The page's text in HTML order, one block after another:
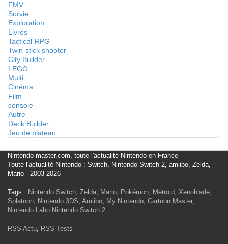
FMV
Survie
Exploration
Livres
Tactical-RPG
Twin-stick shooter
City Builder
LEGO
Multi
Cinéma
Film
console
Autre
Deck Builder
Jeu de plateau
Nintendo-master.com, toute l'actualité Nintendo en France
Toute l'actualité Nintendo : Switch, Nintendo Switch 2, amiibo, Zelda,
Mario - 2003-2026
Tags : Nintendo Switch, Zelda, Mario, Pokémon, Metroid, Xenoblade,
Splatoon, Nintendo 3DS, Amiibo, My Nintendo, Cartoon Master,
Nintendo Labo Nintendo Switch 2
RSS Actu, RSS Tests